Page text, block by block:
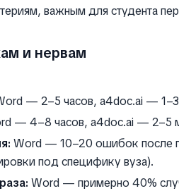
важным для студента
и нервам
— 2–5 часов, a4doc.ai —
— 4–8 часов, a4doc.ai — 2–5
Word — 10–20 ошибок после
под специфику вуза).
Word — примерно 40%